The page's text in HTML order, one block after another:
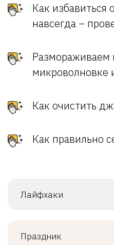
Как избавиться
навсегда –
Размораживаем
микроволновке
Как очистить
Как правильно
Лайфхаки
Праздник